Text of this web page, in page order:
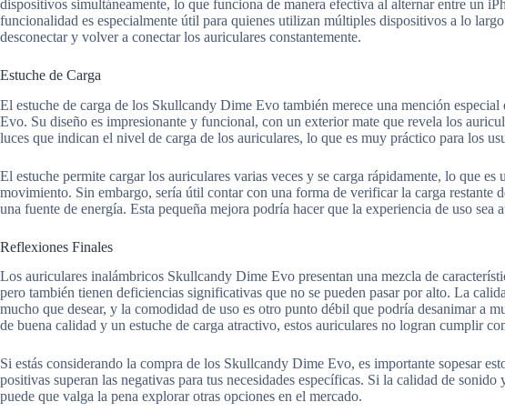
dispositivos simultáneamente, lo que funciona de manera efectiva al alternar entre un
funcionalidad es especialmente útil para quienes utilizan múltiples dispositivos a lo
desconectar y volver a conectar los auriculares constantemente.
Estuche de Carga
El estuche de carga de los Skullcandy Dime Evo también merece una mención
Evo. Su diseño es impresionante y funcional, con un exterior mate que revela los
luces que indican el nivel de carga de los auriculares, lo que es muy práctico para los
El estuche permite cargar los auriculares varias veces y se carga rápidamente, lo que es
movimiento. Sin embargo, sería útil contar con una forma de verificar la carga restante
una fuente de energía. Esta pequeña mejora podría hacer que la experiencia de uso sea
Reflexiones Finales
Los auriculares inalámbricos Skullcandy Dime Evo presentan una mezcla de
pero también tienen deficiencias significativas que no se pueden pasar por alto. La
mucho que desear, y la comodidad de uso es otro punto débil que podría desanimar a
de buena calidad y un estuche de carga atractivo, estos auriculares no logran cumplir
Si estás considerando la compra de los Skullcandy Dime Evo, es importante sopesar
positivas superan las negativas para tus necesidades específicas. Si la calidad de
puede que valga la pena explorar otras opciones en el mercado.